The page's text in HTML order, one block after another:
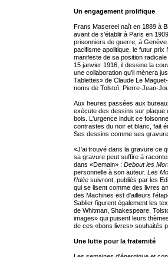
Un engagement prolifique
Frans Masereel naît en 1889 à
avant de s'établir à Paris en
prisonniers de guerre, à
pacifisme apolitique, le futur prix
manifeste de sa position
15 janvier 1916, il dessine la
une collaboration qu'il mènera
Tablettes» de Claude Le
noms de Tolstoï, Pierre-Jean-
Aux heures passées aux
exécute des dessins sur plaque
bois. L'urgence induit ce
contrastes du noir et blanc, fait
Ses dessins comme ses
«J'ai trouvé dans la gravure ce
sa gravure peut suffire à
dans «Demain» : Debout les
personnelle à son auteur. Les
l'Idée suivront, publiés par les
qui se lisent comme des livres
des Machines est d'ailleurs
Sablier figurent également les
de Whitman, Shakespeare,
images» qui puisent leurs
de ces «bons livres» souhaités
Une lutte pour la fraternité